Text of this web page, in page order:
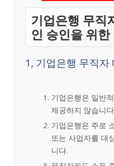
기업은행 무직
인 승인을 위한
1, 기업은행 무직자
기업은행은 일반
제공하지 않습니
기업은행은 주로
또는 사업자를 대
니다.